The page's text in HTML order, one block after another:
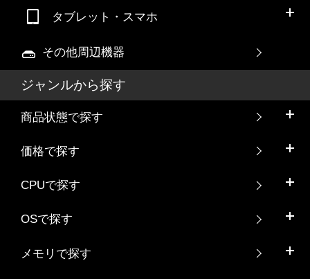
タブレット・スマホ
その他周辺機器
ジャンルから探す
商品状態で探す
価格で探す
CPUで探す
OSで探す
メモリで探す